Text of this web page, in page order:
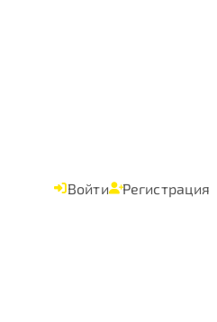
Войти Регистрация